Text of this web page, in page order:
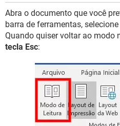
Abra o documento que você
barra de ferramentas, selecione
Quando quiser voltar ao modo
tecla Esc: